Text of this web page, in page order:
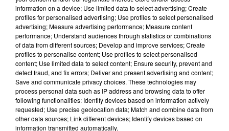
aspergé sa compagne et leur bébé de trois mois
d'un liquide inflammable.
20 juillet 2026
UNE ADOLESCENTE DEVANT SE FAIRE
OPÉRER DE LA CHEVILLE RESSORT DE LA...
La famille a porté plainte contre la clinique qui a
information on a device; Use limited data to select advertising; Create
profiles for personalised advertising; Use profiles to select personalised
advertising; Measure advertising performance; Measure content
performance; Understand audiences through statistics or combinations
of data from different sources; Develop and improve services; Create
profiles to personalise content; Use profiles to select personalised
content; Use limited data to select content; Ensure security, prevent and
detect fraud, and fix errors; Deliver and present advertising and content;
Save and communicate privacy choices. These technologies may
process personal data such as IP address and browsing data to offer
following functionalities: Identify devices based on information actively
requested; Use precise geolocation data; Match and combine data from
other data sources; Link different devices; Identify devices based on
information transmitted automatically.